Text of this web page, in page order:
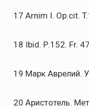
17 Arnim I. Op.cit.
18 Ibid. Р.152. Fr.
19 Марк Аврелий.
20 Аристотель.